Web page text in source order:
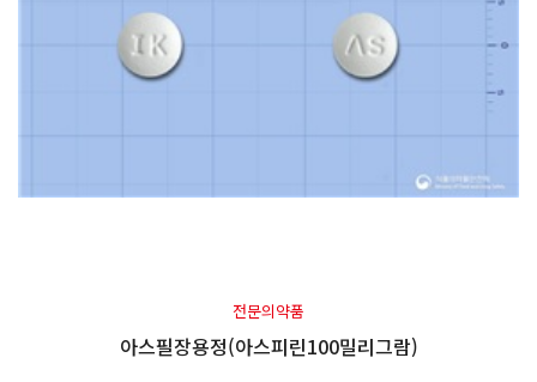
전문의약품
아스필장용정(아스피린100밀리그람)